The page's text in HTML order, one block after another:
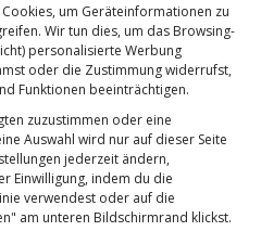
um Geräteinformationen zu
Wir tun dies, um das Browsing-
personalisierte Werbung
oder die Zustimmung widerrufst,
Funktionen beeinträchtigen.
zuzustimmen oder eine
Auswahl wird nur auf dieser Seite
jederzeit ändern,
Einwilligung, indem du die
verwendest oder auf die
am unteren Bildschirmrand klickst.